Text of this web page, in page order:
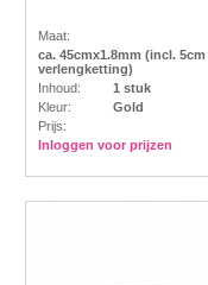
Maat:
ca. 45cmx1.8mm (incl. 5cm
verlengketting)
Inhoud:
1 stuk
Kleur:
Gold
Prijs:
Inloggen voor prijzen